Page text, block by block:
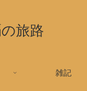
旅路
雑記